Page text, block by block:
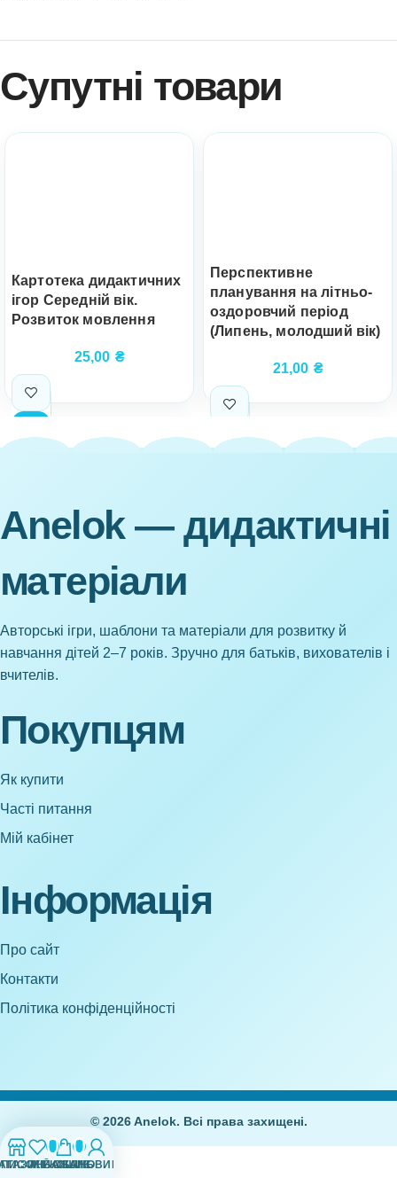
Супутні товари
Картотека дидактичних
ігор Середній вік.
Розвиток мовлення
25,00 ₴
Перспективне
планування на літньо-
оздоровчий період
(Липень, молодший вік)
21,00 ₴
Anelok — дидактичні
матеріали
Авторські ігри, шаблони та матеріали для розвитку й
навчання дітей 2–7 років. Зручно для батьків, вихователів і
вчителів.
Покупцям
Як купити
Часті питання
Мій кабінет
Інформація
Про сайт
Контакти
Політика конфіденційності
0
БАЖАНЬ
0
КОШИК
МІЙ ОБЛІКОВИЙ ЗАПИС
© 2026 Anelok. Всі права захищені.